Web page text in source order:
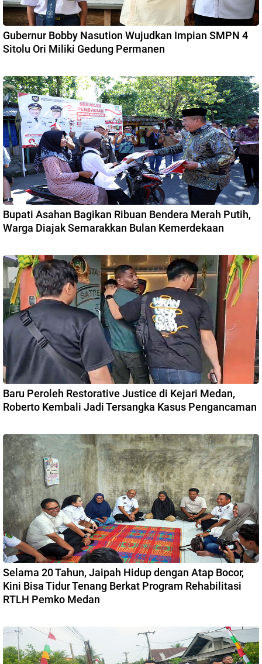
Gubernur Bobby Nasution Wujudkan Impian SMPN 4
Sitolu Ori Miliki Gedung Permanen
Bupati Asahan Bagikan Ribuan Bendera Merah Putih,
Warga Diajak Semarakkan Bulan Kemerdekaan
Baru Peroleh Restorative Justice di Kejari Medan,
Roberto Kembali Jadi Tersangka Kasus Pengancaman
Selama 20 Tahun, Jaipah Hidup dengan Atap Bocor,
Kini Bisa Tidur Tenang Berkat Program Rehabilitasi
RTLH Pemko Medan